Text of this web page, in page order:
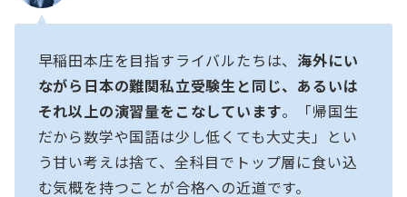
早稲田本庄を目指すライバルたちは、 海外にい
ながら日本の難関私立受験生と同じ、あるいは
それ以上の演習量をこなしています。「帰国生
だから数学や国語は少し低くても大丈夫」とい
う甘い考えは捨て、全科目でトップ層に食い込
む気概を持つことが合格への近道です。